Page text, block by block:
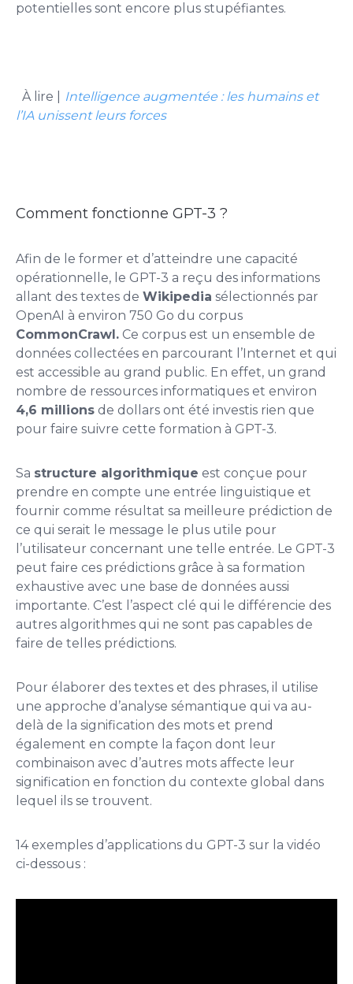
potentielles sont encore plus stupéfiantes.
À lire |
Intelligence augmentée : les humains et
l’IA unissent leurs forces
Comment fonctionne GPT-3 ?
Afin de le former et d’atteindre une capacité
opérationnelle, le GPT-3 a reçu des informations
allant des textes de Wikipedia sélectionnés par
OpenAI à environ 750 Go du corpus
CommonCrawl. Ce corpus est un ensemble de
données collectées en parcourant l’Internet et qui
est accessible au grand public. En effet, un grand
nombre de ressources informatiques et environ
4,6 millions de dollars ont été investis rien que
pour faire suivre cette formation à GPT-3.
Sa structure algorithmique est conçue pour
prendre en compte une entrée linguistique et
fournir comme résultat sa meilleure prédiction de
ce qui serait le message le plus utile pour
l’utilisateur concernant une telle entrée. Le GPT-3
peut faire ces prédictions grâce à sa formation
exhaustive avec une base de données aussi
importante. C’est l’aspect clé qui le différencie des
autres algorithmes qui ne sont pas capables de
faire de telles prédictions.
Pour élaborer des textes et des phrases, il utilise
une approche d’analyse sémantique qui va au-
delà de la signification des mots et prend
également en compte la façon dont leur
combinaison avec d’autres mots affecte leur
signification en fonction du contexte global dans
lequel ils se trouvent.
14 exemples d’applications du GPT-3 sur la vidéo
ci-dessous :